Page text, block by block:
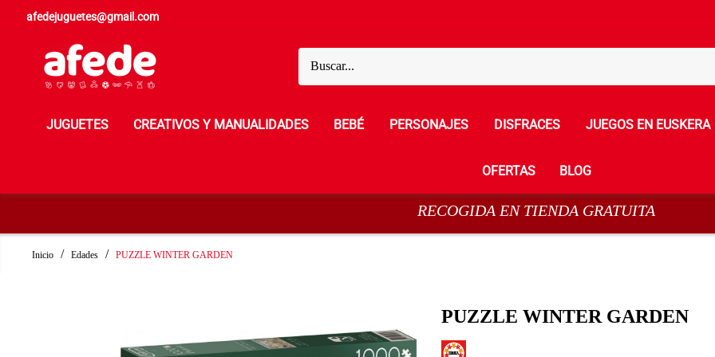
afedejuguetes@gmail.com
JUGUETES CREATIVOS Y MANUALIDADES BEBÉ PERSONAJES DISFRACES JUEGOS EN EUSKERA
OFERTAS BLOG
RECOGIDA EN TIENDA GRATUITA
Inicio Edades PUZZLE WINTER GARDEN
PUZZLE WINTER GARDEN